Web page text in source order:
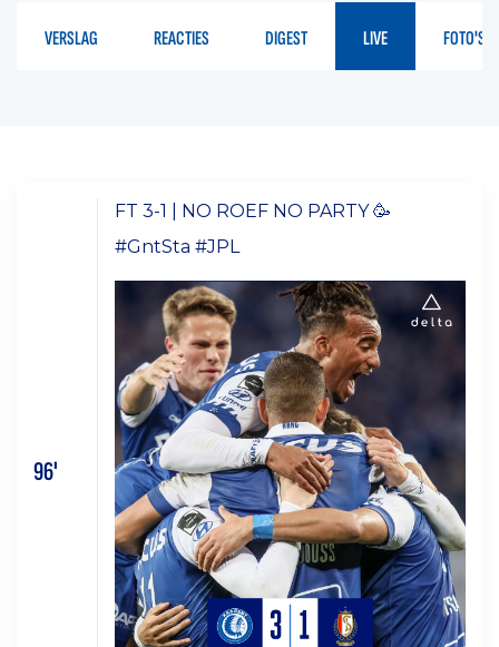
VERSLAG REACTIES DIGEST LIVE FOTO'S
96'
FT 3-1 | NO ROEF NO PARTY 🥳
#GntSta #JPL